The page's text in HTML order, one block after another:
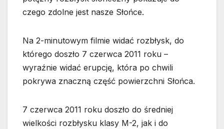
czego zdolne jest nasze Słońce.
Na 2-minutowym filmie widać rozbłysk, do
którego doszło 7 czerwca 2011 roku –
wyraźnie widać erupcję, która po chwili
pokrywa znaczną część powierzchni Słońca.
7 czerwca 2011 roku doszło do średniej
wielkości rozbłysku klasy M-2, jak i do